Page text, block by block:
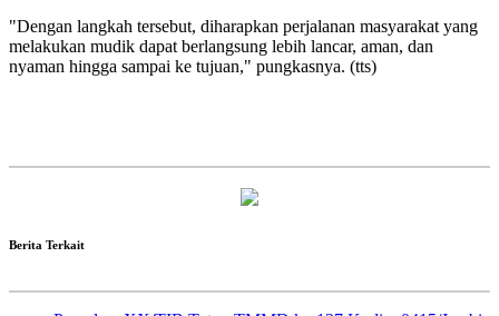
"Dengan langkah tersebut, diharapkan perjalanan masyarakat yang
melakukan mudik dapat berlangsung lebih lancar, aman, dan
nyaman hingga sampai ke tujuan," pungkasnya. (tts)
Berita Terkait